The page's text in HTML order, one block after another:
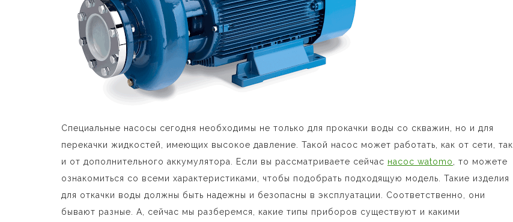
Специальные насосы сегодня необходимы не только для прокачки воды со скважин, но и для
перекачки жидкостей, имеющих высокое давление. Такой насос может работать, как от сети, так
и от дополнительного аккумулятора. Если вы рассматриваете сейчас насос watomo
, то можете
ознакомиться со всеми характеристиками, чтобы подобрать подходящую модель. Такие изделия
для откачки воды должны быть надежны и безопасны в эксплуатации. Соответственно, они
бывают разные. А, сейчас мы разберемся, какие типы приборов существуют и какими